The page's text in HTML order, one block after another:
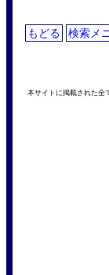
もどる 検索メ
本サイトに掲載された全